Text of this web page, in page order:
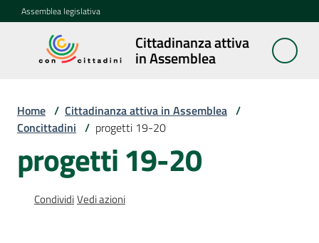
Vai al contenuto
Vai alla navigazione
Vai al footer
Assemblea legislativa
Cittadinanza attiva
in Assemblea
Cittadinanza
attiva in
Menu selezionato
aperte
Home / Cittadinanza attiva in Assemblea /
Concittadini / progetti 19-20
progetti 19-20
CondividiVedi azioni